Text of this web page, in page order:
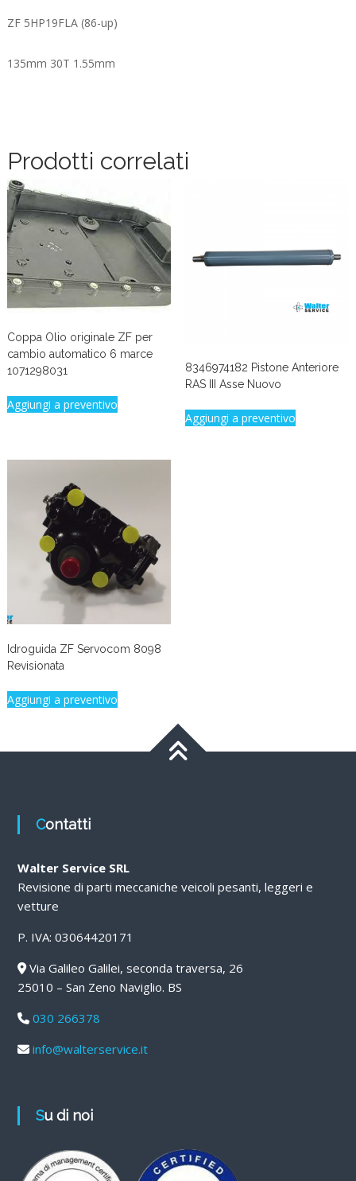
ZF 5HP19FLA (86-up)
135mm 30T 1.55mm
Prodotti correlati
Coppa Olio originale ZF per
cambio automatico 6 marce
1071298031
Aggiungi a preventivo
8346974182 Pistone Anteriore
RAS III Asse Nuovo
Aggiungi a preventivo
Idroguida ZF Servocom 8098
Revisionata
Aggiungi a preventivo
Contatti
Walter Service SRL
Revisione di parti meccaniche veicoli pesanti, leggeri e
vetture
P. IVA: 03064420171
Via Galileo Galilei, seconda traversa, 26
25010 – San Zeno Naviglio. BS
030 266378
info@walterservice.it
Su di noi